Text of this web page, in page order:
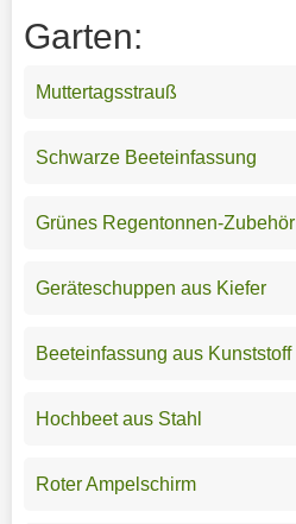
Garten:
Muttertagsstrauß
Schwarze Beeteinfassung
Grünes Regentonnen-Zubehör
Geräteschuppen aus Kiefer
Beeteinfassung aus Kunststoff
Hochbeet aus Stahl
Roter Ampelschirm